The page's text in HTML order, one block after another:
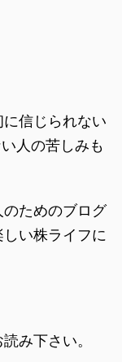
信じられない
人の苦しみも
ためのブログ
い株ライフに
み下さい。